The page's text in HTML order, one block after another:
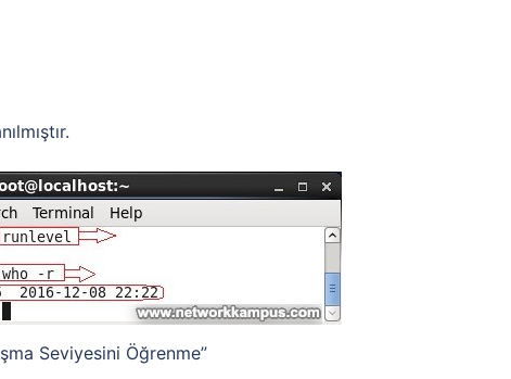
Seviyesini Öğrenme”